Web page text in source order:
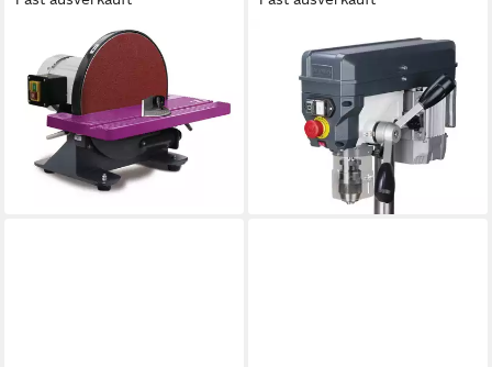
Tellerschleifmaschine
360,27 €
lieferbar - in 2-3 Werktagen bei dir
Tischbohrmaschine Optimum
Tischbohrmaschine DQ 14
Keilriemenantrieb inkl.
Arbeitstisch
lieferbar - in 2-3 Werktagen bei dir